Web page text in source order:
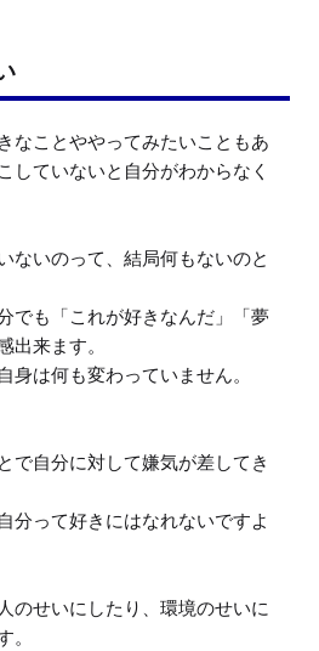
なことややってみたいこともあ
していないと自分がわからなく
ないのって、結局何もないのと
でも「これが好きなんだ」「夢
出来ます。
身は何も変わっていません。
で自分に対して嫌気が差してき
分って好きにはなれないですよ
のせいにしたり、環境のせいに
。